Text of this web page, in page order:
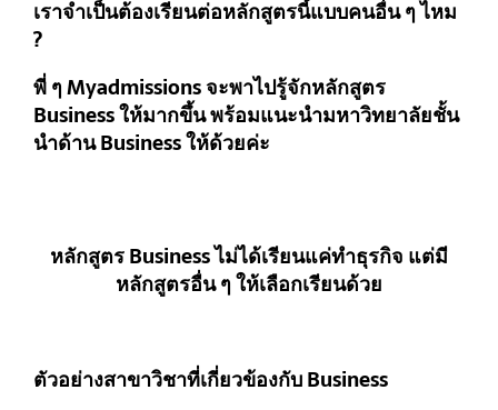
เราจำเป็นต้องเรียนต่อหลักสูตรนี้แบบคนอื่น ๆ ไหม
?
พี่ ๆ Myadmissions จะพาไปรู้จักหลักสูตร
Business ให้มากขึ้น พร้อมแนะนำมหาวิทยาลัยชั้น
นำด้าน Business ให้ด้วยค่ะ
หลักสูตร Business ไม่ได้เรียนแค่ทำธุรกิจ แต่มี
หลักสูตรอื่น ๆ ให้เลือกเรียนด้วย
ตัวอย่างสาขาวิชาที่เกี่ยวข้องกับ Business